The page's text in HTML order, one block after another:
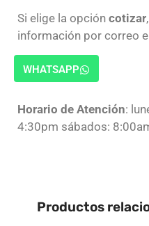
Si elige la opción cotizar
información por correo
WHATSAPP
Horario de Atención:
4:30pm sábados:
Productos